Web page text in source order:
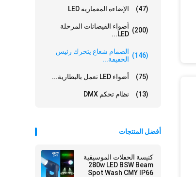
الإضاءة المعمارية LED (47)
أضواء الفيضانات المرحلة
LED...
(200)
الصمام شعاع يتحرك رئيس
الخفيفة...
(146)
أضواء LED تعمل بالبطارية... (75)
نظام تحكم DMX (13)
أفضل المنتجات
كنيسة الحفلات الموسيقية
280w LED BSW Beam
Spot Wash CMY IP66